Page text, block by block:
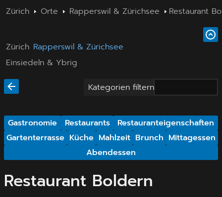
Zürich Orte Rapperswil & Zürichsee Restaurant
Zürich Rapperswil & Zürichsee
Einsiedeln & Ybrig
Kategorien filtern
Gastronomie Restaurants
Restauranteigenschaften
Gartenterrasse Küche Mahlzeit Brunch Mittagessen
Abendessen
Restaurant Boldern